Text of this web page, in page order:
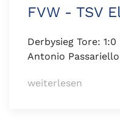
FVW - TSV
Derbysieg Tore:
Antonio
weiterlesen